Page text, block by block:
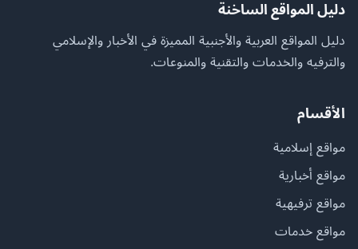
دليل المواقع الساخنة
دليل المواقع العربية والأجنبية المميزة في الأخبار والإسلامي
والترفيه والخدمات والتقنية والمنوعات.
الأقسام
مواقع إسلامية
مواقع أخبارية
مواقع ترفيهية
مواقع خدمات